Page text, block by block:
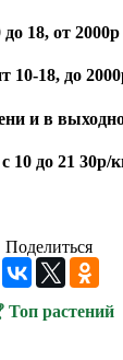
18, от 2000р
10-18, до
и в
10 до 21 30р/
Поделиться
Топ растений